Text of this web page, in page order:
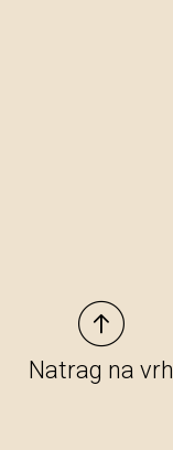
Natrag na vrh